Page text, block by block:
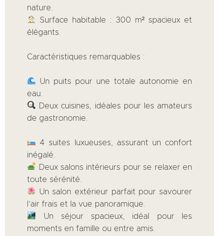
nature.
Surface habitable : 300 m² spacieux et
élégants.
Caractéristiques remarquables :
Un puits pour une totale autonomie en
eau.
Deux cuisines, idéales pour les amateurs
de gastronomie.
4 suites luxueuses, assurant un confort
inégalé.
Deux salons intérieurs pour se relaxer en
toute sérénité.
Un salon extérieur parfait pour savourer
l’air frais et la vue panoramique.
Un séjour spacieux, idéal pour les
moments en famille ou entre amis.